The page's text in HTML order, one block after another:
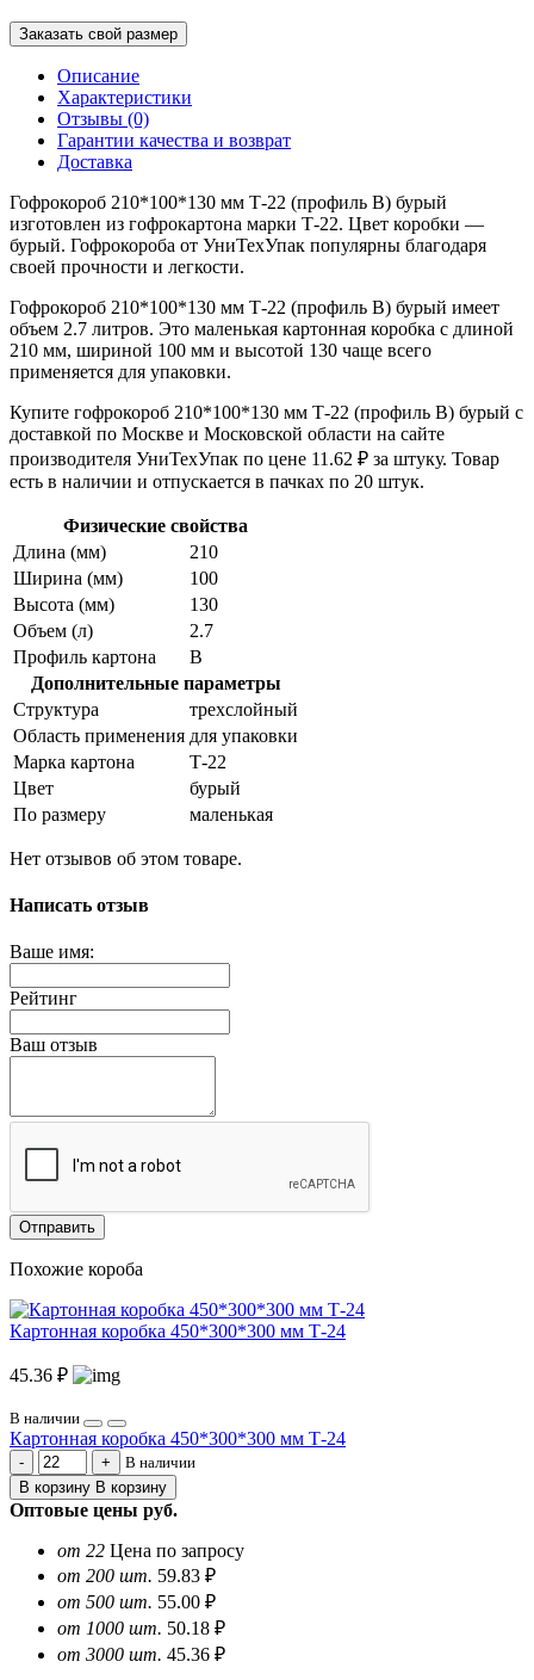
Заказать свой размер
Описание
Характеристики
Отзывы (0)
Гарантии качества и возврат
Доставка
Гофрокороб 210*100*130 мм Т-22 (профиль B) бурый
изготовлен из гофрокартона марки Т-22. Цвет коробки —
бурый. Гофрокороба от УниТехУпак популярны благодаря
своей прочности и легкости.
Гофрокороб 210*100*130 мм Т-22 (профиль B) бурый имеет
объем 2.7 литров. Это маленькая картонная коробка с длиной
210 мм, шириной 100 мм и высотой 130 чаще всего
применяется для упаковки.
Купите гофрокороб 210*100*130 мм Т-22 (профиль B) бурый с
доставкой по Москве и Московской области на сайте
производителя УниТехУпак по цене 11.62 ₽ за штуку. Товар
есть в наличии и отпускается в пачках по 20 штук.
Физические свойства
Длина (мм)
210
Ширина (мм)
100
Высота (мм)
130
Объем (л)
2.7
Профиль картона
В
Дополнительные параметры
Структура
трехслойный
Область применения для упаковки
Марка картона
Т-22
Цвет
бурый
По размеру
маленькая
Нет отзывов об этом товаре.
Написать отзыв
Ваше имя:
Рейтинг
Ваш отзыв
Отправить
Похожие короба
Картонная коробка 450*300*300 мм Т-24
45.36 ₽
В наличии
Картонная коробка 450*300*300 мм Т-24
В наличии
В корзину В корзину
Оптовые цены руб.
от 22 Цена по запросу
от 200 шт. 59.83 ₽
от 500 шт. 55.00 ₽
от 1000 шт. 50.18 ₽
от 3000 шт. 45.36 ₽